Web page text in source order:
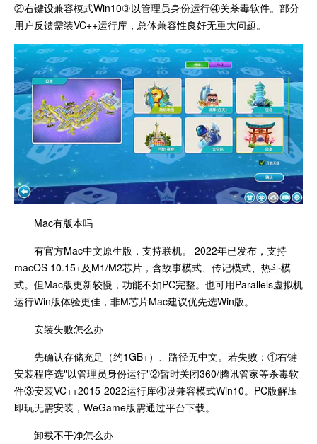
②右键设兼容模式Win10③以管理员身份运行④关杀毒软件。部分
用户反馈需装VC++运行库，总体兼容性良好无重大问题。
Mac有版本吗
有官方Mac中文原生版，支持联机。 2022年已发布，支持
macOS 10.15+及M1/M2芯片，含故事模式、传记模式、热斗模
式。但Mac版更新较慢，功能不如PC完整。也可用Parallels虚拟机
运行Win版体验更佳，非M芯片Mac建议优先选Win版。
安装失败怎么办
先确认存储充足（约1GB+）、路径无中文。若失败：①右键
安装程序选"以管理员身份运行"②暂时关闭360/腾讯管家等杀毒软
件③安装VC++2015-2022运行库④设兼容模式Win10。PC版解压
即玩无需安装，WeGame版需通过平台下载。
卸载不干净怎么办